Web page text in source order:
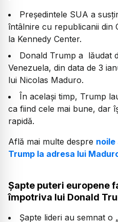
Președintele SUA a
întâlnire cu republicanii din
la Kennedy Center.
Donald Trump a lăudat
Venezuela, din data de 3
lui Nicolas Maduro.
În același timp, Trump
ca fiind cele mai bune, dar
rapidă.
Află mai multe despre noile
Trump la adresa lui
Șapte puteri europene
împotriva lui Donald
Șapte lideri au semnat